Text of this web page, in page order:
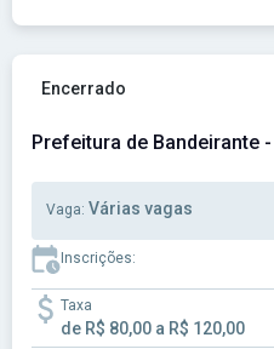
Ver concurso: Prefeitura
Encerrado
Prefeitura de Bandeirante
Vaga: Várias vagas
Inscrições:
Taxa
de R$ 80,00 a R$ 120,00